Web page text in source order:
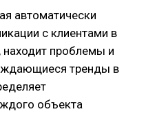
автоматически
с клиентами в
находит проблемы и
тренды в
объекта